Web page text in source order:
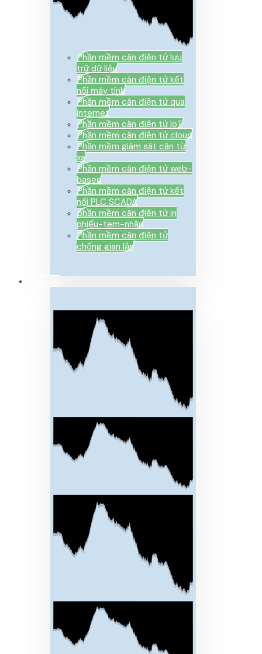
Phần mềm cân điện tử lưu
trữ dữ liệu
Phần mềm cân điện tử kết
nối máy tính
Phần mềm cân điện tử qua
internet
Phần mềm cân điện tử IoT
Phần mềm cân điện tử cloud
Phần mềm giám sát cân từ
xa
Phần mềm cân điện tử web-
based
Phần mềm cân điện tử kết
nối PLC SCADA
phần mềm cân điện tử in
phiếu-tem-nhãn
Phần mềm cân điện tử
chống gian lận